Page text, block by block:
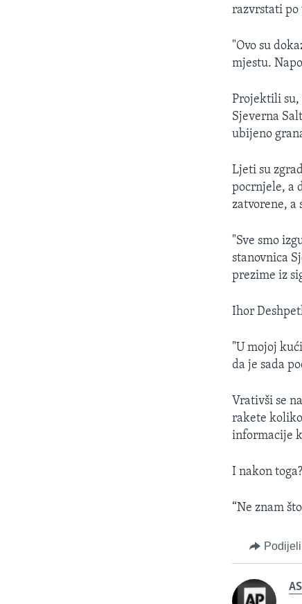
razvrstati po
"Ovo su
mjestu.
Projektili su,
Sjeverna
ubijeno
Ljeti su
pocrnjele, a
zatvorene,
"Sve smo
stanovnica
prezime iz
Ihor
"U mojoj
da je sada
Vrativši se
rakete
informacije
I nakon toga?
“Ne znam
Podijeli